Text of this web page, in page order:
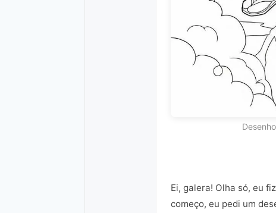
Ei, galera! Olha só, eu
começo, eu pedi um